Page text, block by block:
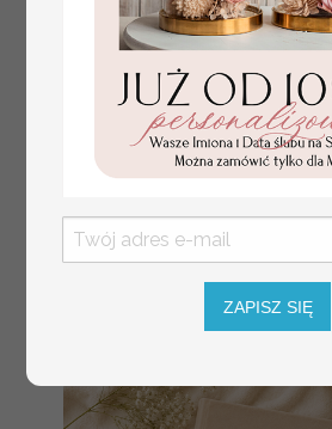
złote winietki na komunię, winietka
dekoracja stołu na komunii, komunijne
winietki z naturalnym kłosem
ZAPISZ SIĘ